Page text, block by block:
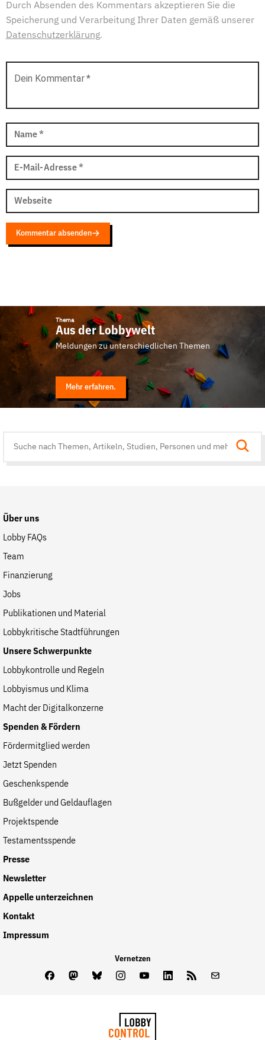
Durch Absenden des Kommentars akzeptieren Sie die
Speicherung und Verarbeitung Ihrer Daten gemäß unserer
Datenschutzerklärung.
Dein Kommentar*
Name *
E-Mail-Adresse *
Webseite
Kommentar absenden
Thema
Aus der Lobbywelt
Meldungen zu unterschiedlichen Themen
Mehr erfahren.
Über uns
Lobby FAQs
Team
Finanzierung
Jobs
Publikationen und Material
Lobbykritische Stadtführungen
Unsere Schwerpunkte
Lobbykontrolle und Regeln
Lobbyismus und Klima
Macht der Digitalkonzerne
Spenden & Fördern
Fördermitglied werden
Jetzt Spenden
Geschenkspende
Bußgelder und Geldauflagen
Projektspende
Testamentsspende
Presse
Newsletter
Appelle unterzeichnen
Kontakt
Impressum
Vernetzen
FacebookMastodon
BlueskyInstagram
YoutubeLinkedInFeed